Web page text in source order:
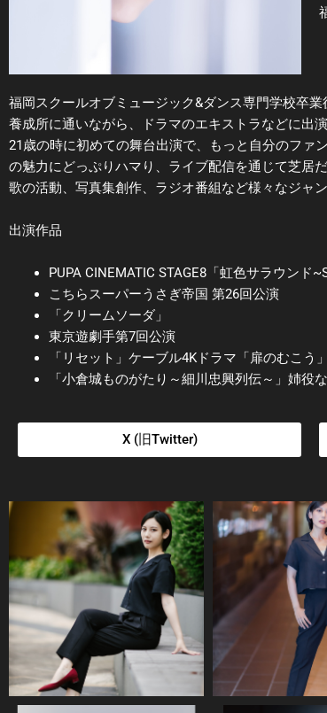
福岡スクールオブミュージック&ダンス専門学校卒
養成所に通いながら、ドラマのエキストラなどに出演
21歳の時に初めての舞台出演で、もっと自分のファ
の魅力にどっぷりハマり、ライブ配信を通じて芝居
歌の活動、写真集創作、ラジオ番組など様々なジャ
出演作品
PUPA CINEMATIC STAGE8「虹色サラウンド
こちらスーパーうさぎ帝国 第26回公演
「クリームソーダ」
東京遊劇手第7回公演
「リセット」ケーブル4Kドラマ「扉のむこう」
「小倉城ものがたり～細川忠興列伝～」姉役
X (旧Twitter)